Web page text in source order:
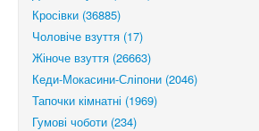
Кросівки (36885)
Чоловіче взуття (17)
Жіноче взуття (26663)
Кеди-Мокасини-Сліпони (2046)
Тапочки кімнатні (1969)
Гумові чоботи (234)